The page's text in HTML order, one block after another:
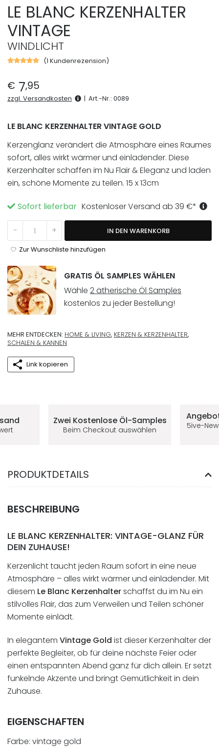
LE BLANC KERZENHALTER
VINTAGE
WINDLICHT
Bewertet
basierend
auf
(1 Kundenrezension)
€ 7,95
zzgl. Versandkosten | Art.-Nr.: 0089
LE BLANC KERZENHALTER VINTAGE GOLD
Kerzenglanz verändert die Atmosphäre eines Raumes
sofort, alles wirkt wärmer und einladender. Diese
Kerzenhalter schaffen im Nu Flair & Eleganz und laden
ein, schöne Momente zu teilen. 15 x 13cm
Sofort lieferbar Kostenloser Versand ab 39 €*
-
Le Blanc Kerzenhalter Vintage Menge
+ IN DEN WARENKORB
Zur Wunschliste hinzufügen
GRATIS ÖL SAMPLES WÄHLEN
Wähle 2 ätherische Öl Samples
kostenlos zu jeder Bestellung!
MEHR ENTDECKEN: HOME & LIVING, KERZEN & KERZENHALTER,
SCHALEN & KANNEN
Link kopieren
Zwei Kostenlose Öl-Samples
Beim Checkout auswählen 5ive-
PRODUKTDETAILS
BESCHREIBUNG
LE BLANC KERZENHALTER: VINTAGE-GLANZ FÜR
DEIN ZUHAUSE!
Kerzenlicht taucht jeden Raum sofort in eine neue
Atmosphäre – alles wirkt wärmer und einladender. Mit
diesem Le Blanc Kerzenhalterschaffst du im Nu ein
stilvolles Flair, das zum Verweilen und Teilen schöner
Momente einlädt.
In elegantem Vintage Gold ist dieser Kerzenhalter der
perfekte Begleiter, ob für deine nächste Feier oder
einen entspannten Abend ganz für dich allein. Er setzt
funkelnde Akzente und bringt Gemütlichkeit in dein
Zuhause.
EIGENSCHAFTEN
Farbe: vintage gold